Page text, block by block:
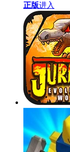
正版进入